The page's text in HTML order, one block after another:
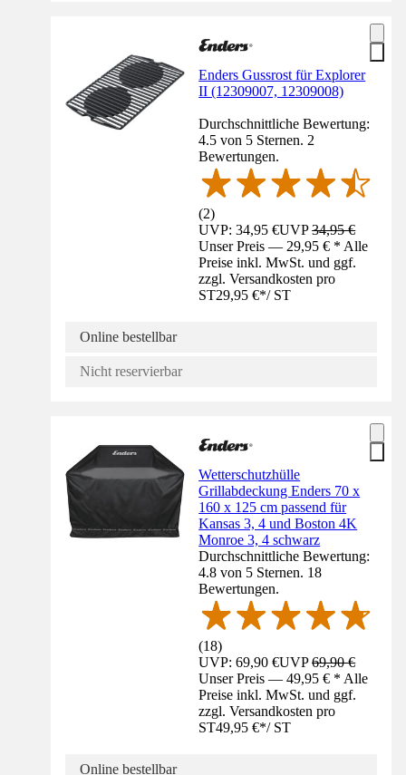
Enders Gussrost für Explorer
II (12309007, 12309008)
Durchschnittliche Bewertung:
4.5 von 5 Sternen. 2
Bewertungen.
(2)
UVP: 34,95 €UVP34,95 €
Unser Preis — 29,95 € * Alle
Preise inkl. MwSt. und ggf.
zzgl. Versandkosten pro
ST29,95 €*/ ST
Online bestellbar
Nicht reservierbar
Wetterschutzhülle
Grillabdeckung Enders 70 x
160 x 125 cm passend für
Kansas 3, 4 und Boston 4K
Monroe 3, 4 schwarz
Durchschnittliche Bewertung:
4.8 von 5 Sternen. 18
Bewertungen.
(18)
UVP: 69,90 €UVP69,90 €
Unser Preis — 49,95 € * Alle
Preise inkl. MwSt. und ggf.
zzgl. Versandkosten pro
ST49,95 €*/ ST
Online bestellbar